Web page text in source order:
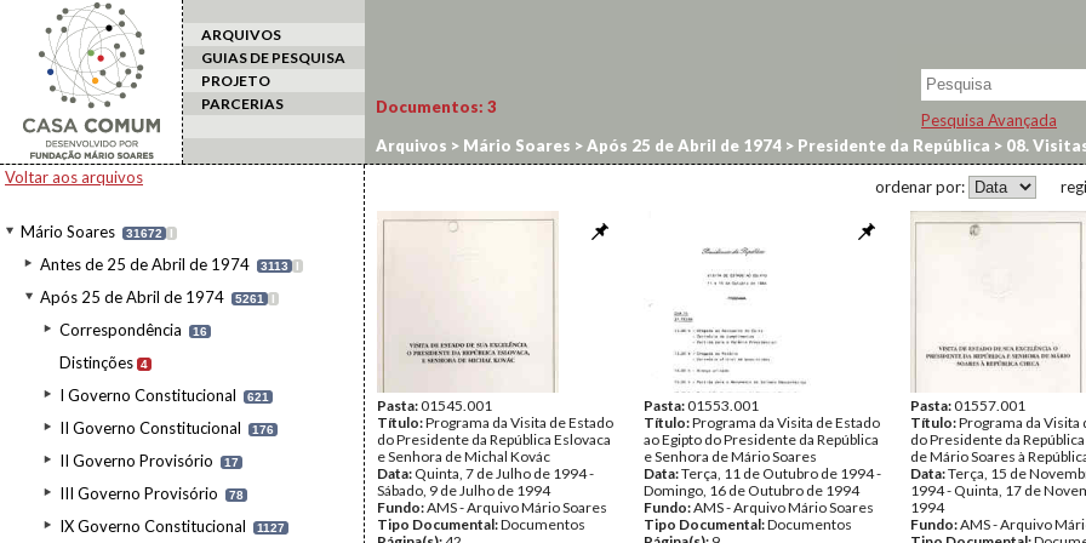
ARQUIVOS
GUIAS DE PESQUISA
PROJETO
PARCERIAS
Pesquisa Avançada
Voltar aos arquivos
Mário Soares 31672 I
Antes de 25 de Abril de 1974 3113 I
Após 25 de Abril de 1974 5261 I
Correspondência 16
Distinções 4
I Governo Constitucional 621
II Governo Constitucional 176
II Governo Provisório 17
III Governo Provisório 78
IX Governo Constitucional 1127
Documentos: 3
Arquivos > Mário Soares >Após 25 de Abril de 1974 > Presidente da República > 08.
ordenar por:
Pasta:01545.001
Título:Programa da Visita de Estado
do Presidente da República Eslovaca
e Senhora de Michal Kovác
Data: Quinta, 7 de Julho de 1994 -
Sábado, 9 de Julho de 1994
Fundo:AMS - Arquivo Mário Soares
Tipo Documental:Documentos
Pasta:01553.001
Título:Programa da Visita de Estado
ao Egipto do Presidente da República
e Senhora de Mário Soares
Data:Terça, 11 de Outubro de 1994 -
Domingo, 16 de Outubro de 1994
Fundo:AMS - Arquivo Mário Soares
Tipo Documental:Documentos
Pasta:01557.001
Título:Programa da Visita
do Presidente da
de Mário Soares à
Data:Terça, 15 de
1994 - Quinta, 17 de
1994
Fundo:AMS - Arquivo